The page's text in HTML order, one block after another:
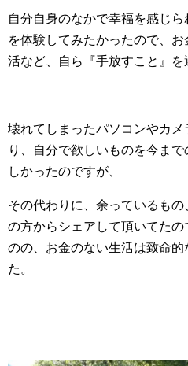
自分自身のなかで幸福を感じ
を体験してみたかったので、
活など、自ら『手放すこと』を
壊れてしまったパソコンやカ
り、自分で欲しいものを今ま
しかったのですが、
その代わりに、余っているも
の方からシェアして頂いてた
のの、お金のない生活は致命
た。